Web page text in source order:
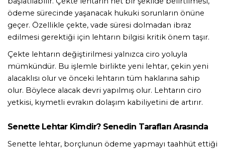
ödeme sürecinde yaşanacak hukuki sorunların önüne
geçer. Özellikle çekte, vade süresi dolmadan ibraz
edilmesi gerektiği için lehtarın bilgisi kritik önem taşır.
Çekte lehtarın değiştirilmesi yalnızca ciro yoluyla
mümkündür. Bu işlemle birlikte yeni lehtar, çekin yeni
alacaklısı olur ve önceki lehtarın tüm haklarına sahip
olur. Böylece alacak devri yapılmış olur. Lehtarın ciro
yetkisi, kıymetli evrakın dolaşım kabiliyetini de artırır.
Senette Lehtar Kimdir? Senedin Tarafları Arasında
Senette lehtar, borçlunun ödeme yapmayı taahhüt ettiği